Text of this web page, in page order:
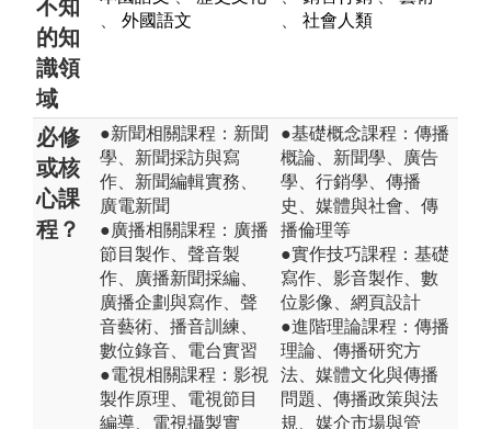
不知
的知
識領
域
外國語文 社會人類
必修
或核
心課
程？
●新聞相關課程：新聞
學、新聞採訪與寫
作、新聞編輯實務、
廣電新聞
●廣播相關課程：廣播
節目製作、聲音製
作、廣播新聞採編、
廣播企劃與寫作、聲
音藝術、播音訓練、
數位錄音、電台實習
●電視相關課程：影視
製作原理、電視節目
編導、電視攝製實
●基礎概念課程：傳播
概論、新聞學、廣告
學、行銷學、傳播
史、媒體與社會、傳
播倫理等
●實作技巧課程：基礎
寫作、影音製作、數
位影像、網頁設計
●進階理論課程：傳播
理論、傳播研究方
法、媒體文化與傳播
問題、傳播政策與法
規、媒介市場與管